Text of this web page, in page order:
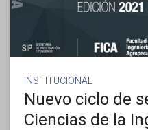
INSTITUCIONAL
Nuevo ciclo de
Ciencias de la